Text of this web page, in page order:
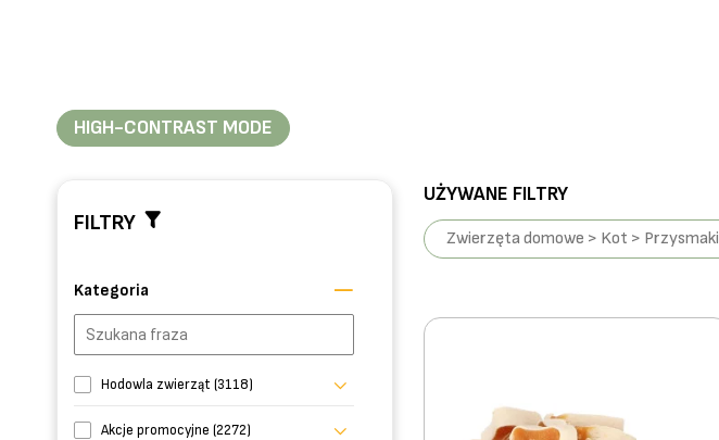
HIGH-CONTRAST MODE
FILTRY
Kategoria
Hodowla zwierząt (3118)
Akcje promocyjne (2272)
UŻYWANE FILTRY
Zwierzęta domowe > Kot > Przysmaki